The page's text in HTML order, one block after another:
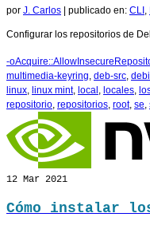
por J. Carlos publicado en: CLI ,
Configurar los repositorios de
-
multimedia-keyring, deb-src,
linux, linux mint, local , locales,
repositorio, repositorios, root, se,
12 Mar 2021
Cómo instalar